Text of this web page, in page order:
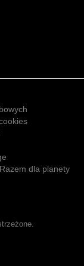
Razem dla planety